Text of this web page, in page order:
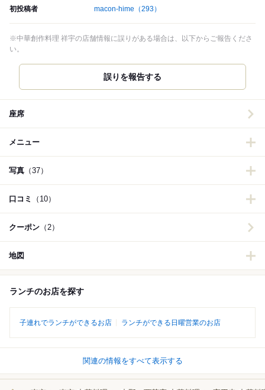
初投稿者 macon-hime （293）
※中華創作料理 祥宇の店舗情報に誤りがある場合は、以下からご報告くださ
い。
誤りを報告する
座席
メニュー
写真 （37）
口コミ （10）
クーポン （2）
地図
ランチのお店を探す
子連れでランチができるお店 ランチができる日曜営業のお店
関連の情報をすべて表示する